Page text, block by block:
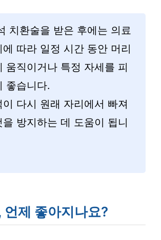
치환술을 받은 후에는 의료
에 따라 일정 시간 동안 머리
움직이거나 특정 자세를 피
좋습니다.
이 다시 원래 자리에서 빠져
을 방지하는 데 도움이 됩니
언제 좋아지나요?